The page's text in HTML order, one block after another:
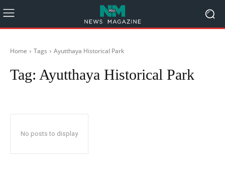
Home Tags Ayutthaya Historical Park
Tag: Ayutthaya Historical Park
No posts to display